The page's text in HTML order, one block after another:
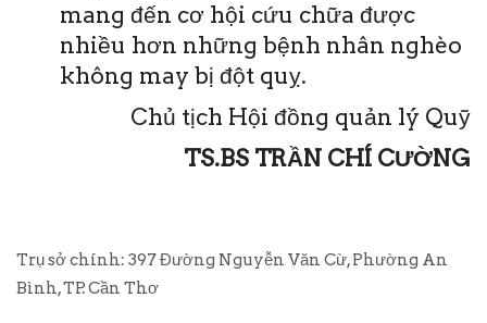
mang đến cơ hội cứu chữa được
nhiều hơn những bệnh nhân nghèo
không may bị đột quỵ.
Chủ tịch Hội đồng quản lý Quỹ
TS.BS TRẦN CHÍ CƯỜNG
Trụ sở chính: 397 Đường Nguyễn Văn Cừ, Phường An
Bình, TP. Cần Thơ